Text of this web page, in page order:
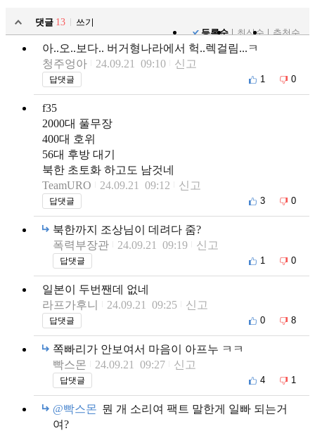
댓글 13
쓰기
등록순
최신순 추천순
아..오..보다.. 버거형나라에서 헉..렉걸림...ㅋ
청주엉아
24.09.21 09:10 신고
답댓글 1 0
f35
2000대 풀무장
400대 호위
56대 후방 대기
북한 초토화 하고도 남것네
TeamURO
24.09.21 09:12 신고
답댓글 3 0
북한까지 조상님이 데려다 줌?
폭력부장관
24.09.21 09:19 신고
답댓글 1 0
일본이 두번짼데 없네
라프가후니
24.09.21 09:25 신고
답댓글 0 8
쪽빠리가 안보여서 마음이 아프누 ㅋㅋ
빡스몬
24.09.21 09:27 신고
답댓글 4 1
@빡스몬 뭔 개 소리여 팩트 말한게 일빠 되는거
여?